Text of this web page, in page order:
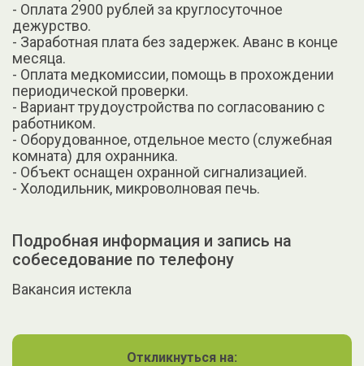
- Оплата 2900 рублей за круглосуточное
дежурство.
- Заработная плата без задержек. Аванс в конце
месяца.
- Оплата медкомиссии, помощь в прохождении
периодической проверки.
- Вариант трудоустройства по согласованию с
работником.
- Оборудованное, отдельное место (служебная
комната) для охранника.
- Объект оснащен охранной сигнализацией.
- Холодильник, микроволновая печь.
Подробная информация и запись на
собеседование по телефону
Вакансия истекла
Откликнуться на: